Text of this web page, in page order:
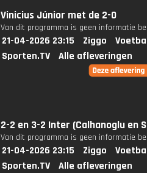
Vinicius Júnior met de 2-0
Van dit programma is geen informatie
21-04-2026 23:15 Ziggo
Sporten.TV
Alle afleveringen
2-2 en 3-2 Inter (Calhanoglu en
Van dit programma is geen informatie
21-04-2026 23:15 Ziggo
Sporten.TV
Alle afleveringen